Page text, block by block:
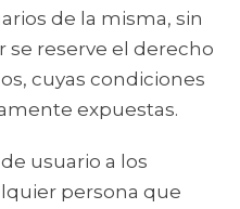
de la misma, sin
se reserve el derecho
cuyas condiciones
expuestas.
usuario a los
persona que